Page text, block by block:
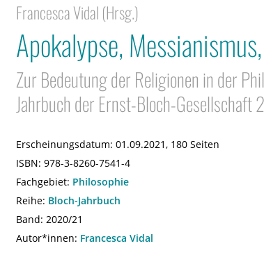
Francesca Vidal (Hrsg.)
Apokalypse,
Zur Bedeutung der Religionen in der
Jahrbuch der Ernst-Bloch-
Erscheinungsdatum: 01.09.2021, 180 Seiten
ISBN: 978-3-8260-7541-4
Fachgebiet: Philosophie
Reihe: Bloch-Jahrbuch
Band: 2020/21
Autor*innen: Francesca Vidal